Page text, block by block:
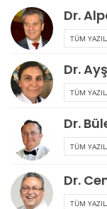
Dr.
TÜM
Dr.
TÜM
Dr.
TÜM
Dr.
TÜM